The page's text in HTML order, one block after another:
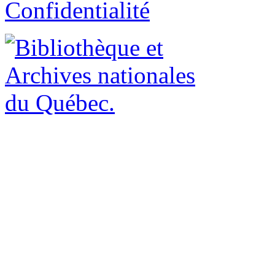
Confidentialité